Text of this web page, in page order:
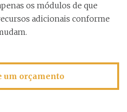
os módulos de que
adicionais conforme
um orçamento